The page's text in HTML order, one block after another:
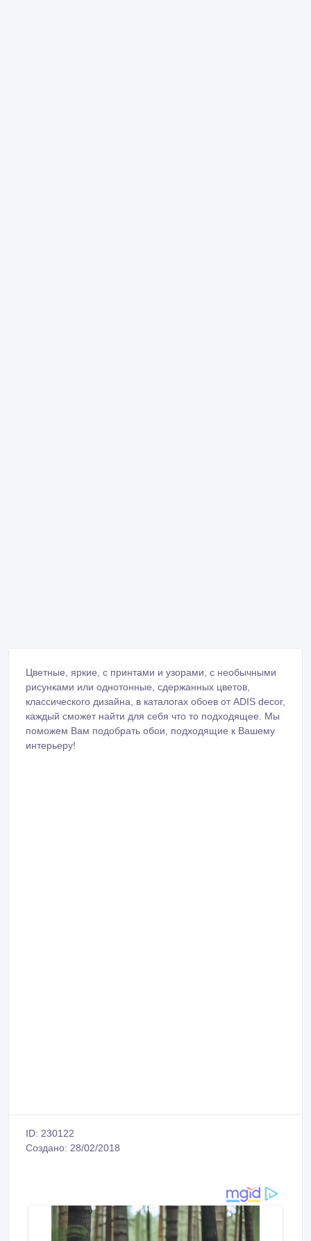
Цветные, яркие, с принтами и узорами, с необычными
рисунками или однотонные, сдержанных цветов,
классического дизайна, в каталогах обоев от ADIS decor,
каждый сможет найти для себя что то подходящее. Мы
поможем Вам подобрать обои, подходящие к Вашему
интерьеру!
ID: 230122
Создано: 28/02/2018